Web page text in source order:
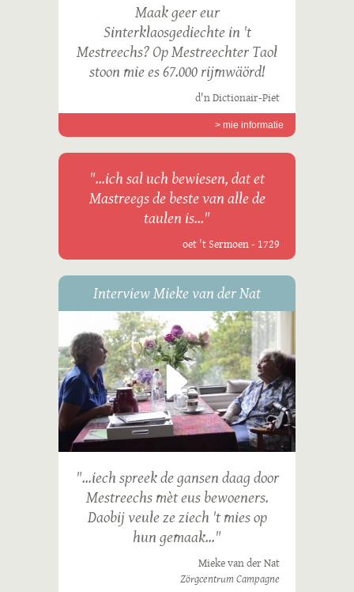
Maak geer eur
Sinterklaosgediechte in 't
Mestreechs? Op Mestreechter Taol
stoon mie es 67.000 rijmwäörd!
d'n Dictionair-Piet
> mie informatie
"...ich sal uch bewiesen, dat et
Mastreegs de beste van alle de
taulen is..."
oet 't Sermoen - 1729
Interview Mieke van der Nat
"...iech spreek de gansen daag door
Mestreechs mèt eus bewoeners.
Daobij veule ze ziech 't mies op
hun gemaak..."
Mieke van der Nat
Zörgcentrum Campagne